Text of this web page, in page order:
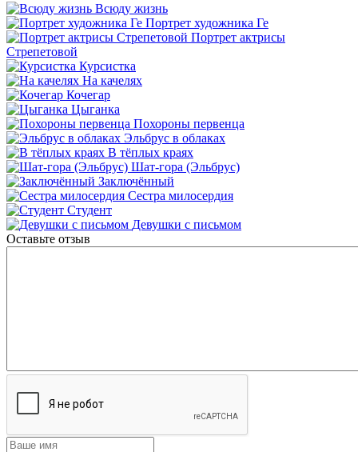
Всюду жизнь
Портрет художника Ге
Портрет актрисы
Стрепетовой
Курсистка
На качелях
Кочегар
Цыганка
Похороны первенца
Эльбрус в облаках
В тёплых краях
Шат-гора (Эльбрус)
Заключённый
Сестра милосердия
Студент
Девушки с письмом
Оставьте отзыв